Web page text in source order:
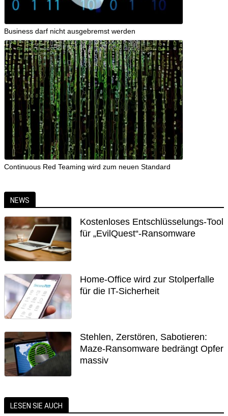
Business darf nicht ausgebremst werden
Continuous Red Teaming wird zum neuen Standard
NEWS
Kostenloses Entschlüsselungs-Tool
für „EvilQuest“-Ransomware
Home-Office wird zur Stolperfalle
für die IT-Sicherheit
Stehlen, Zerstören, Sabotieren:
Maze-Ransomware bedrängt Opfer
massiv
LESEN SIE AUCH